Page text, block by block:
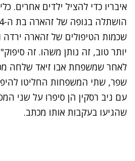
איבריו כדי להציל ילדים אחרים.
שכמות הטיפולים של זהארה
יותר טוב, זה נותן משהו. זה
לאחר שמשפחת אבו זיאד שלחה
שפר, שתי המשפחות החליטו
עם ניב רסקין הן סיפרו על שני
שהגיעו בעקבות אותו מכתב.